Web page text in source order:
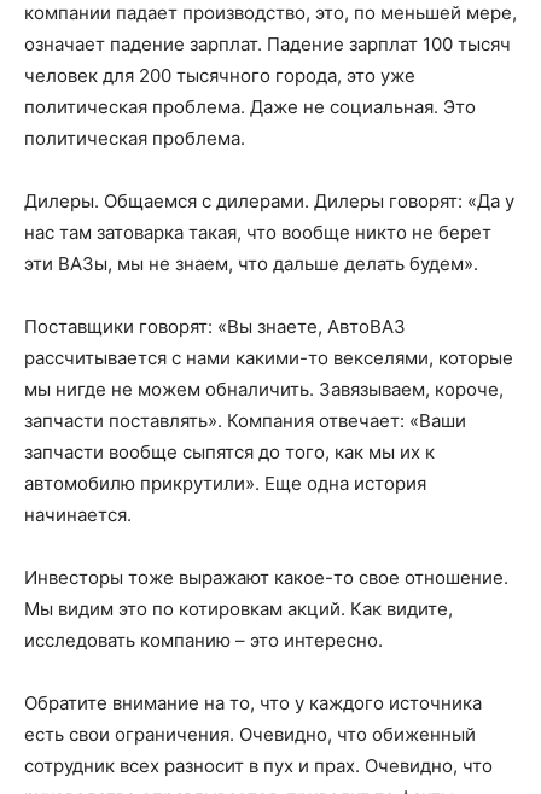
компании падает производство, это, по меньшей мере,
означает падение зарплат. Падение зарплат 100 тысяч
человек для 200 тысячного города, это уже
политическая проблема. Даже не социальная. Это
политическая проблема.
Дилеры. Общаемся с дилерами. Дилеры говорят: «Да у
нас там затоварка такая, что вообще никто не берет
эти ВАЗы, мы не знаем, что дальше делать будем».
Поставщики говорят: «Вы знаете, АвтоВАЗ
рассчитывается с нами какими-то векселями, которые
мы нигде не можем обналичить. Завязываем, короче,
запчасти поставлять». Компания отвечает: «Ваши
запчасти вообще сыпятся до того, как мы их к
автомобилю прикрутили». Еще одна история
начинается.
Инвесторы тоже выражают какое-то свое отношение.
Мы видим это по котировкам акций. Как видите,
исследовать компанию – это интересно.
Обратите внимание на то, что у каждого источника
есть свои ограничения. Очевидно, что обиженный
сотрудник всех разносит в пух и прах. Очевидно, что